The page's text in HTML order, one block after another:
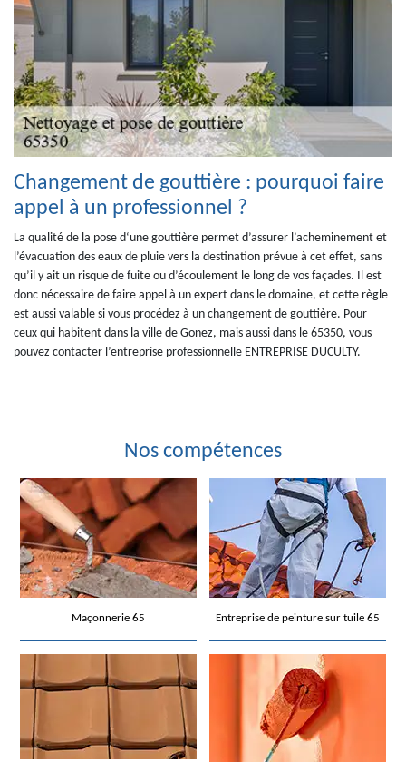
Changement de gouttière : pourquoi faire
appel à un professionnel ?
La qualité de la pose d‘une gouttière permet d’assurer l’acheminement et
l’évacuation des eaux de pluie vers la destination prévue à cet effet, sans
qu’il y ait un risque de fuite ou d’écoulement le long de vos façades. Il est
donc nécessaire de faire appel à un expert dans le domaine, et cette règle
est aussi valable si vous procédez à un changement de gouttière. Pour
ceux qui habitent dans la ville de Gonez, mais aussi dans le 65350, vous
pouvez contacter l’entreprise professionnelle ENTREPRISE DUCULTY.
Nos compétences
Maçonnerie 65 Entreprise de peinture sur tuile 65